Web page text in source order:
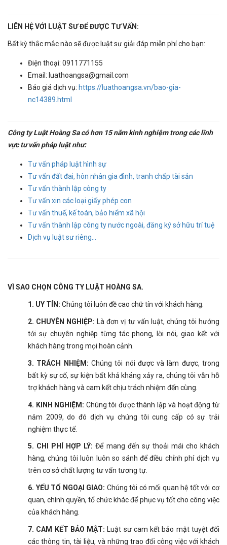
LIÊN HỆ VỚI LUẬT SƯ ĐỂ ĐƯỢC TƯ VẤN:
Bất kỳ thắc mắc nào sẽ được luật sư giải đáp miễn phí cho bạn:
Điện thoại: 0911771155
Email: luathoangsa@gmail.com
Báo giá dịch vụ: https://luathoangsa.vn/bao-gia-
nc14389.html
Công ty Luật Hoàng Sa có hơn 15 năm kinh nghiệm trong các lĩnh
vực tư vấn pháp luật như:
Tư vấn pháp luật hình sự
Tư vấn đất đai, hôn nhân gia đình, tranh chấp tài sản
Tư vấn thành lập công ty
Tư vấn xin các loại giấy phép con
Tư vấn thuế, kế toán, bảo hiểm xã hội
Tư vấn thành lập công ty nước ngoài, đăng ký sở hữu trí tuệ
Dịch vụ luật sư riêng...
VÌ SAO CHỌN CÔNG TY LUẬT HOÀNG SA.
1. UY TÍN: Chúng tôi luôn đề cao chữ tín với khách hàng.
2. CHUYÊN NGHIỆP: Là đơn vị tư vấn luật, chúng tôi hướng
tới sự chuyên nghiệp từng tác phong, lời nói, giao kết với
khách hàng trong mọi hoàn cảnh.
3. TRÁCH NHIỆM: Chúng tôi nói được và làm được, trong
bất kỳ sự cố, sự kiện bất khả kháng xảy ra, chúng tôi vẫn hỗ
trợ khách hàng và cam kết chịu trách nhiệm đến cùng.
4. KINH NGHIỆM: Chúng tôi được thành lập và hoạt động từ
năm 2009, do đó dịch vụ chúng tôi cung cấp có sự trải
nghiệm thực tế.
5. CHI PHÍ HỢP LÝ:Để mang đến sự thoải mái cho khách
hàng, chúng tôi luôn luôn so sánh để điều chỉnh phí dịch vụ
trên cơ sở chất lượng tư vấn tương tự.
6. YẾU TỐ NGOẠI GIAO: Chúng tôi có mối quan hệ tốt với cơ
quan, chính quyền, tổ chức khác để phục vụ tốt cho công việc
của khách hàng.
7. CAM KẾT BẢO MẬT: Luật sư cam kết bảo mật tuyệt đối
các thông tin, tài liệu, và những trao đổi công việc với khách